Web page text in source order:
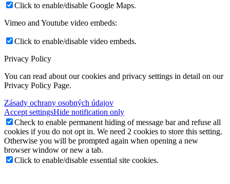
Click to enable/disable Google Maps.
Vimeo and Youtube video embeds:
Click to enable/disable video embeds.
Privacy Policy
You can read about our cookies and privacy settings in detail on our
Privacy Policy Page.
Zásady ochrany osobných údajov
Accept settingsHide notification only
Check to enable permanent hiding of message bar and refuse all
cookies if you do not opt in. We need 2 cookies to store this setting.
Otherwise you will be prompted again when opening a new
browser window or new a tab.
Click to enable/disable essential site cookies.